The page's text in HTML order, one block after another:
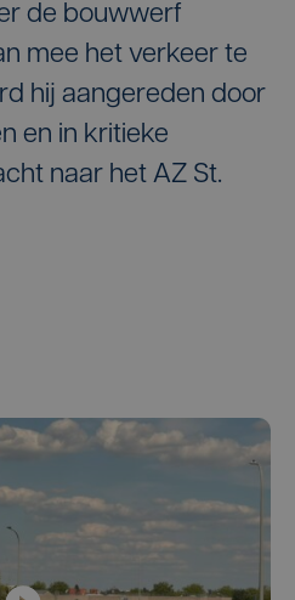
de bouwwerf
mee het verkeer te
hij aangereden door
en in kritieke
naar het AZ St.